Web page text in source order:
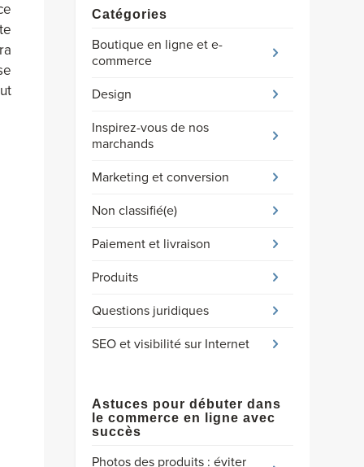
Catégories
Boutique en ligne et e-
commerce
Design
Inspirez-vous de nos
marchands
Marketing et conversion
Non classifié(e)
Paiement et livraison
Produits
Questions juridiques
SEO et visibilité sur Internet
Astuces pour débuter dans
le commerce en ligne avec
succès
Photos des produits : éviter